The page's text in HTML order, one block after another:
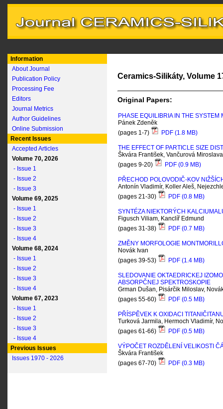
Information
About Journal
Publication Policy
Processing Fee
Editors
Journal Metrics
Author Guidelines
Online Submission
Recent Issues
Accepted Articles
Volume 70, 2026
- Issue 1
- Issue 2
- Issue 3
Volume 69, 2025
- Issue 1
- Issue 2
- Issue 3
- Issue 4
Volume 68, 2024
- Issue 1
- Issue 2
- Issue 3
- Issue 4
Volume 67, 2023
- Issue 1
- Issue 2
- Issue 3
- Issue 4
Previous Issues
Issues 1970 - 2026
Ceramics-Silikáty, Volume
Original Papers:
PHASE EQUILIBRIA IN THE SYSTEM
Pánek Zdeněk
(pages 1-7)
PDF (1.8 MB)
THE EFFECT OF PARTICLE SIZE
Škvára František, Vančurová Miroslava
(pages 9-20)
PDF (0.9 MB)
PŘECHOD POLOVODIČ-KOV
Antonín Vladimír, Koller Aleš,
(pages 21-30)
PDF (0.8 MB)
SYNTÉZA NIEKTORÝCH
Figusch Viliam, Kanclíř Edmund
(pages 31-38)
PDF (0.7 MB)
ZMĚNY MORFOLOGIE
Novák Ivan
(pages 39-53)
PDF (1.4 MB)
SLEDOVANIE OKTAEDRICKEJ
ABSORPČNEJ SPEKTROSKOPIE
Grman Dušan, Pisárčik Miloslav,
(pages 55-60)
PDF (0.5 MB)
PŘÍSPĚVEK K OXIDACI
Turková Jarmila, Hermoch Vladimír,
(pages 61-66)
PDF (0.5 MB)
VÝPOČET ROZDĚLENÍ VELIKOSTI
Škvára František
(pages 67-70)
PDF (0.3 MB)